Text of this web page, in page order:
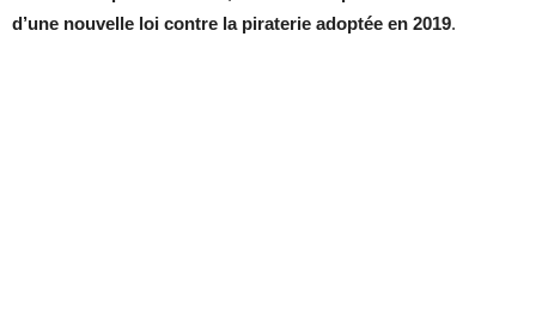
d’une nouvelle loi contre la piraterie adoptée en 2019.